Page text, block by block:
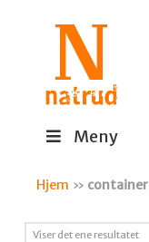
Meny
Hjem » container
Viser det ene resultatet